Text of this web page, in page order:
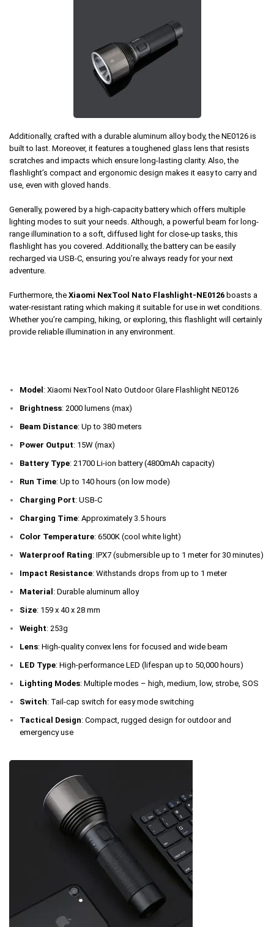
Additionally, crafted with a durable aluminum alloy body, the NE0126 is
built to last. Moreover, it features a toughened glass lens that resists
scratches and impacts which ensure long-lasting clarity. Also, the
flashlight’s compact and ergonomic design makes it easy to carry and
use, even with gloved hands.
Generally, powered by a high-capacity battery which offers multiple
lighting modes to suit your needs. Although, a powerful beam for long-
range illumination to a soft, diffused light for close-up tasks, this
flashlight has you covered. Additionally, the battery can be easily
recharged via USB-C, ensuring you’re always ready for your next
adventure.
Furthermore, the Xiaomi NexTool Nato Flashlight-NE0126 boasts a
water-resistant rating which making it suitable for use in wet conditions.
Whether you’re camping, hiking, or exploring, this flashlight will certainly
provide reliable illumination in any environment.
Model : Xiaomi NexTool Nato Outdoor Glare Flashlight NE0126
Brightness: 2000 lumens (max)
Beam Distance: Up to 380 meters
Power Output: 15W (max)
Battery Type: 21700 Li-ion battery (4800mAh capacity)
Run Time: Up to 140 hours (on low mode)
Charging Port: USB-C
Charging Time: Approximately 3.5 hours
Color Temperature: 6500K (cool white light)
Waterproof Rating: IPX7 (submersible up to 1 meter for 30 minutes)
Impact Resistance: Withstands drops from up to 1 meter
Material : Durable aluminum alloy
Size: 159 x 40 x 28 mm
Weight: 253g
Lens: High-quality convex lens for focused and wide beam
LED Type: High-performance LED (lifespan up to 50,000 hours)
Lighting Modes: Multiple modes – high, medium, low, strobe, SOS
Switch: Tail-cap switch for easy mode switching
Tactical Design: Compact, rugged design for outdoor and
emergency use